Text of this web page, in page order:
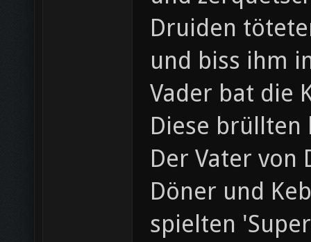
Druiden
und biss ihm
Vader bat die
Diese brüllten
Der Vater von
Döner und
spielten